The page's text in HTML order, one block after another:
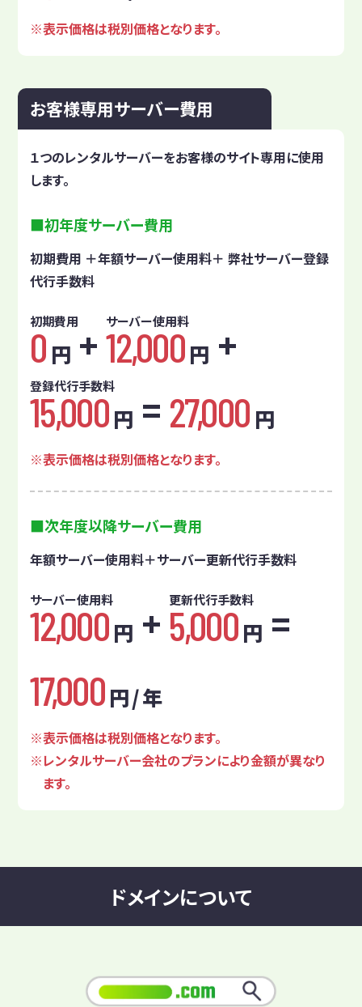
表示価格は税別価格となります。
お客様専用サーバー費用
１つのレンタルサーバーをお客様のサイト専用に使用
します。
初年度サーバー費用
初期費用 ＋年額サーバー使用料＋ 弊社サーバー登録
代行手数料
初期費用
0 円
サーバー使用料
12,000円
登録代行手数料
15,000円 27,000 円
表示価格は税別価格となります。
次年度以降サーバー費用
年額サーバー使用料＋サーバー更新代行手数料
サーバー使用料
12,000円
更新代行手数料
5,000円
17,000円 / 年
表示価格は税別価格となります。
レンタルサーバー会社のプランにより金額が異なり
ます。
ドメインについて